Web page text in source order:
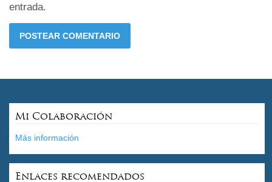
entrada.
Mi Colaboración
Más información
Enlaces recomendados